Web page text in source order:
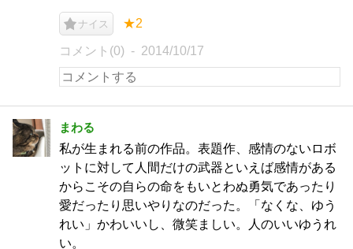
ナイス ★2
コメント(0) 2014/10/17
まわる
私が生まれる前の作品。表題作、感情のないロボ
ットに対して人間だけの武器といえば感情がある
からこその自らの命をもいとわぬ勇気であったり
愛だったり思いやりなのだった。「なくな、ゆう
れい」かわいいし、微笑ましい。人のいいゆうれ
い。